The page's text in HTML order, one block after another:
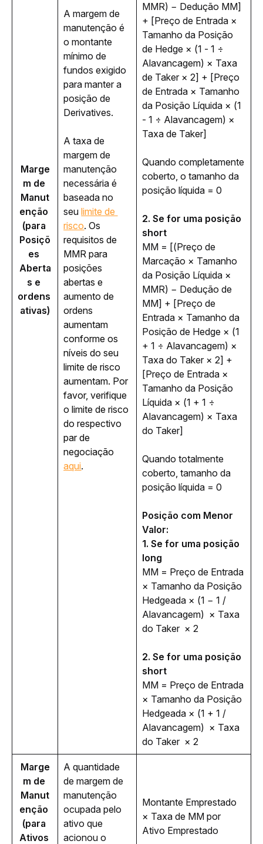
Marge
m de
Manut
enção
(para
Posiçõ
es
Aberta
s e
ordens
ativas)
A margem de
manutenção é
o montante
mínimo de
fundos exigido
para manter a
posição de
Derivatives.
A taxa de
margem de
manutenção
necessária é
baseada no
seu limite de
risco. Os
requisitos de
MMR para
posições
abertas e
aumento de
ordens
aumentam
conforme os
níveis do seu
limite de risco
aumentam. Por
favor, verifique
o limite de risco
do respectivo
par de
aqui.
MMR) − Dedução MM]
+ [Preço de Entrada ×
Tamanho da Posição
de Hedge × (1 - 1 ÷
Alavancagem) × Taxa
de Taker × 2] + [Preço
de Entrada × Tamanho
da Posição Líquida × (1
- 1 ÷ Alavancagem) ×
Taxa de Taker]
Quando completamente
coberto, o tamanho da
posição líquida = 0
2. Se for uma posição
short
MM = [(Preço de
Marcação × Tamanho
da Posição Líquida ×
MMR) − Dedução de
MM] + [Preço de
Entrada × Tamanho da
Posição de Hedge × (1
+ 1 ÷ Alavancagem) ×
Taxa do Taker × 2] +
[Preço de Entrada ×
Tamanho da Posição
Líquida × (1 + 1 ÷
Alavancagem) × Taxa
do Taker]
Quando totalmente
coberto, tamanho da
posição líquida = 0
Posição com Menor
Valor:
1. Se for uma posição
long
MM = Preço de Entrada
× Tamanho da Posição
Hedgeada × (1 − 1 /
Alavancagem)  × Taxa
do Taker  × 2
2. Se for uma posição
short
MM = Preço de Entrada
× Tamanho da Posição
Hedgeada × (1 + 1 /
Alavancagem)  × Taxa
do Taker  × 2
Marge
m de
Manut
enção
(para
Ativos
A quantidade
de margem de
manutenção
ocupada pelo
ativo que
acionou o
Montante Emprestado
× Taxa de MM por
Ativo Emprestado